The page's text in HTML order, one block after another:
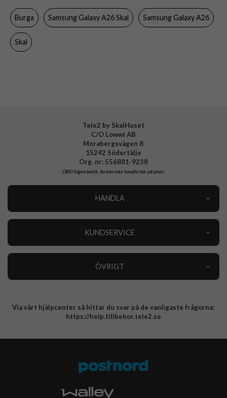
Material Hårdplast (PC), Mjukplast (TPU)
Varumärke
Tillverkarens art nr
Burga Samsung Galaxy A26 Skal Samsung Galaxy A26
Skal
Tele2 by SkalHuset
C/O Lowwi AB
Morabergsvägen 8
15242 Södertälje
Org. nr: 556881-9238
OBS!Ingen butik, du kan inte handla här på plats
HANDLA
KUNDSERVICE
ÖVRIGT
Integritetspolicy
Via vårt hjälpcenter så hittar du svar på de vanligaste frågorna:
https://help.tillbehor.tele2.se